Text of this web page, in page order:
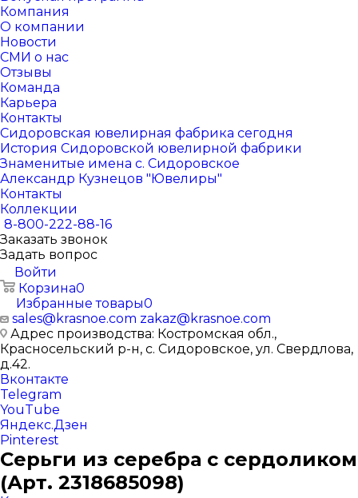
Компания
О компании
Новости
СМИ о нас
Отзывы
Команда
Карьера
Контакты
Сидоровская ювелирная фабрика сегодня
История Сидоровской ювелирной фабрики
Знаменитые имена с. Сидоровское
Александр Кузнецов "Ювелиры"
Контакты
Коллекции
8-800-222-88-16
Заказать звонок
Задать вопрос
Войти
Корзина0
Избранные товары0
sales@krasnoe.com zakaz@krasnoe.com
Адрес производства: Костромская обл.,
Красносельский р-н, с. Сидоровское, ул. Свердлова,
д.42.
Вконтакте
Telegram
YouTube
Яндекс.Дзен
Pinterest
Серьги из серебра с сердоликом
(Арт. 2318685098)